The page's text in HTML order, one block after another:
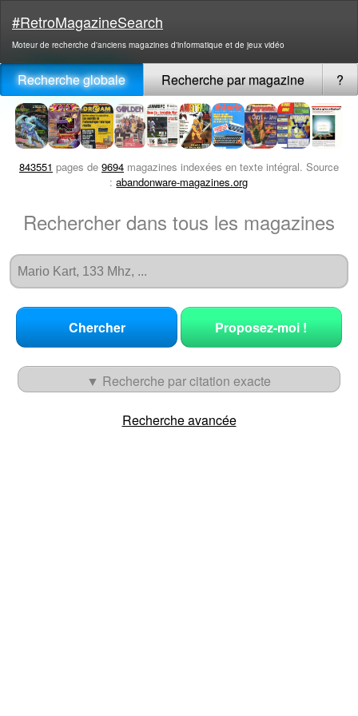
#RetroMagazineSearch
Moteur de recherche d'anciens magazines d'informatique et de jeux vidéo
Recherche globale Recherche par magazine ?
843551 pages de 9694magazines indexées en texte intégral. Source
:abandonware-magazines.org
Rechercher dans tous les magazines
Chercher Proposez-moi !
▼ Recherche par citation exacte
Recherche avancée